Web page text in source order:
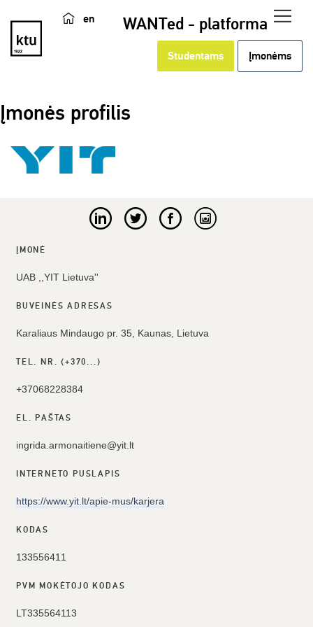
en WANTed - platforma
Studentams Įmonėms
Įmonės profilis
ĮMONĖ
UAB ,,YIT Lietuva''
BUVEINĖS ADRESAS
Karaliaus Mindaugo pr. 35, Kaunas, Lietuva
TEL. NR. (+370...)
+37068228384
EL. PAŠTAS
ingrida.armonaitiene@yit.lt
INTERNETO PUSLAPIS
https://www.yit.lt/apie-mus/karjera
KODAS
133556411
PVM MOKĖTOJO KODAS
LT335564113